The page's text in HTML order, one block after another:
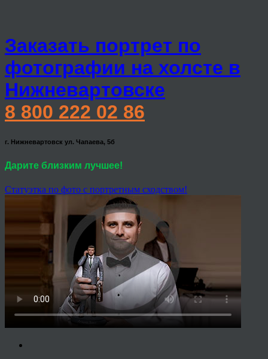
Заказать портрет по
фотографии на холсте в
Нижневартовске
8 800 222 02 86
г. Нижневартовск ул. Чапаева, 5б
Дарите близким лучшее!
Статуэтка по фото с портретным сходством!